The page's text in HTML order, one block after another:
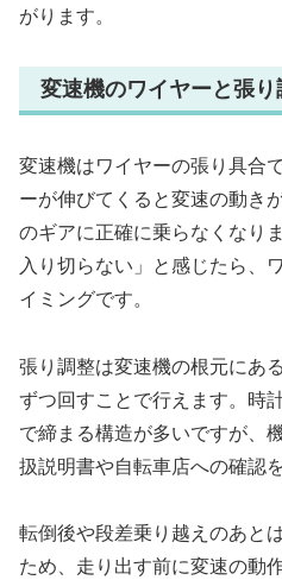
がります。
変速機のワイヤーと張
変速機はワイヤーの張り具合
ーが伸びてくると変速の動き
のギアに正確に乗らなくなり
入り切らない」と感じたら、
イミングです。
張り調整は変速機の根元にあ
ずつ回すことで行えます。時
で締まる構造が多いですが、
扱説明書や自転車店への確認
転倒後や段差乗り越えのあと
ため、走り出す前に変速の動